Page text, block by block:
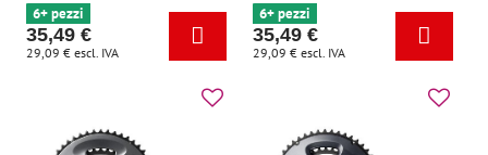
6+ pezzi
35,49 €
29,09 € escl. IVA
6+ pezzi
35,49 €
29,09 € escl. IVA